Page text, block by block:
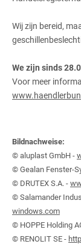
Wij zijn bereid,
We zijn sinds
Voor meer
Bildnachweise:
© aluplast GmbH -
© Gealan Fenster-
© DRUTEX S.A. -
© Salamander
windows.com
© HOPPE Holding
© RENOLIT SE -